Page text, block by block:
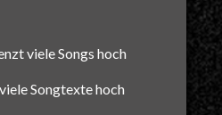
viele Songs hoch
Songtexte hoch